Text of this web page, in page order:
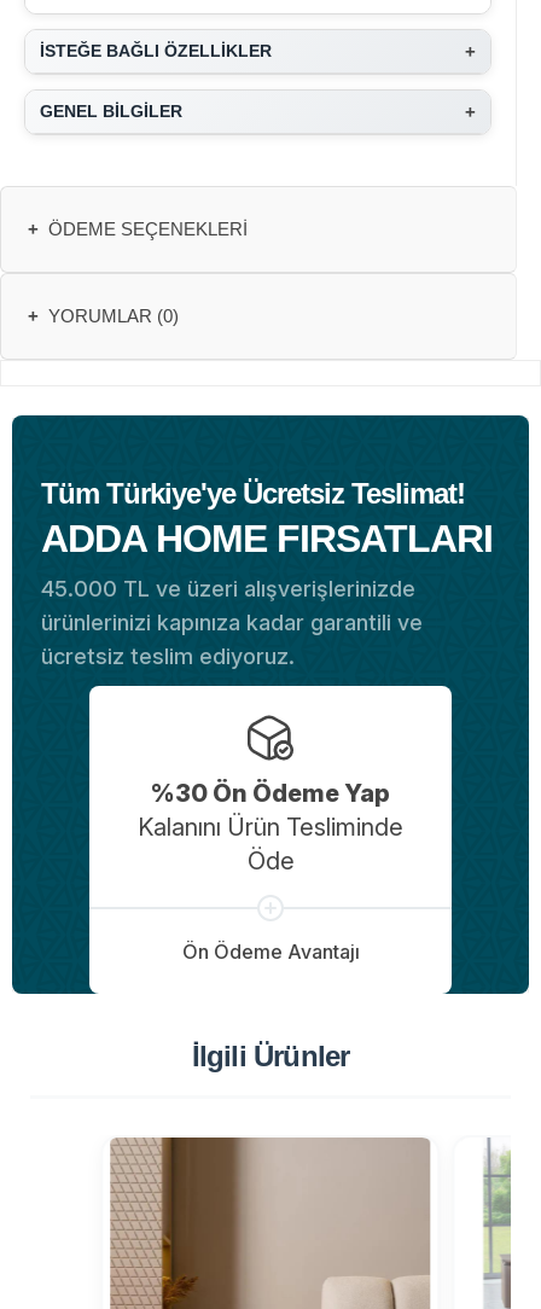
İSTEĞE BAĞLI ÖZELLİKLER +
GENEL BİLGİLER +
+ ÖDEME SEÇENEKLERI
+ YORUMLAR (0)
Tüm Türkiye'ye Ücretsiz Teslimat!
ADDA HOME FIRSATLARI
45.000 TL ve üzeri alışverişlerinizde
ürünlerinizi kapınıza kadar garantili ve
ücretsiz teslim ediyoruz.
%30 Ön Ödeme Yap
Kalanını Ürün Tesliminde
Öde
Ön Ödeme Avantajı
İlgili Ürünler